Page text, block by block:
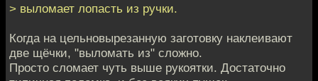
> выломает лопасть из ручки.
Когда на цельновырезанную заготовку наклеивают
две щёчки, "выломать из" сложно.
Просто сломает чуть выше рукоятки. Достаточно